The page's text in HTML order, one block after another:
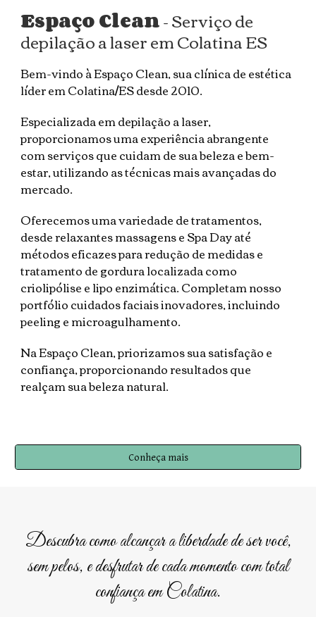
Espaço Clean- Serviço de
depilação a laser em Colatina ES
Bem-vindo à Espaço Clean, sua clínica de estética
líder em Colatina/ES desde 2010.
Especializada em depilação a laser,
proporcionamos uma experiência abrangente
com serviços que cuidam de sua beleza e bem-
estar, utilizando as técnicas mais avançadas do
mercado.
Oferecemos uma variedade de tratamentos,
desde relaxantes massagens e Spa Day até
métodos eficazes para redução de medidas e
tratamento de gordura localizada como
criolipólise e lipo enzimática. Completam nosso
portfólio cuidados faciais inovadores, incluindo
peeling e microagulhamento.
Na Espaço Clean, priorizamos sua satisfação e
confiança, proporcionando resultados que
realçam sua beleza natural.
Conheça mais
Descubra como alcançar a liberdade de ser você,
sem pelos, e desfrutar de cada momento com total
confiança em Colatina.